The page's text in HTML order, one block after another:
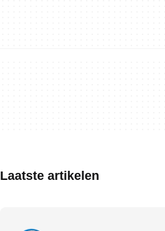
Laatste artikelen